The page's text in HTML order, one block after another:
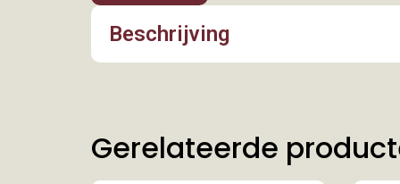
Beschrijving
Gerelateerde